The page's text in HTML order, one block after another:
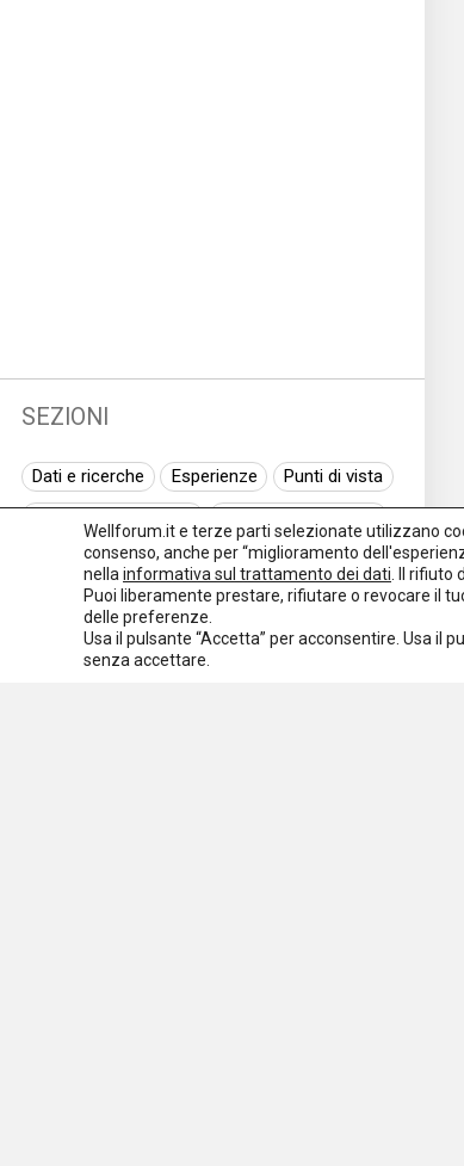
SEZIONI
Dati e ricerche Esperienze
Punti di vista
Normativa europea
Rassegna normativa
I seminari di Welforum
Eventi
Spazio ai promotori
Wellforum.it e terze parti selezionate utilizzano
consenso, anche per “miglioramento
nella informativa sul trattamento dei dati . Il
Puoi liberamente prestare, rifiutare o revocare il
delle preferenze.
Usa il pulsante “Accetta” per acconsentire. Usa il
senza accettare.